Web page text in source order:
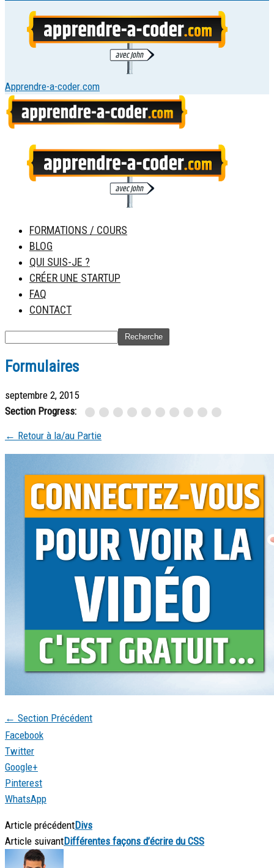
Apprendre-a-coder.com
FORMATIONS / COURS
BLOG
QUI SUIS-JE ?
CRÉER UNE STARTUP
FAQ
CONTACT
Formulaires
septembre 2, 2015
Section Progress:
← Retour à la/au Partie
← Section Précédent
Facebook
Twitter
Google+
Pinterest
WhatsApp
Article précédentDivs
Article suivantDifférentes façons d’écrire du CSS